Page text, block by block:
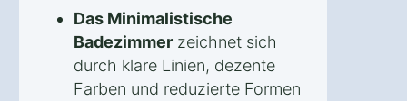
Das Minimalistische
Badezimmer zeichnet sich
durch klare Linien, dezente
Farben und reduzierte Formen